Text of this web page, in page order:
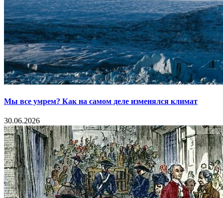
Мы все умрем? Как на самом деле изменялся климат
30.06.2026